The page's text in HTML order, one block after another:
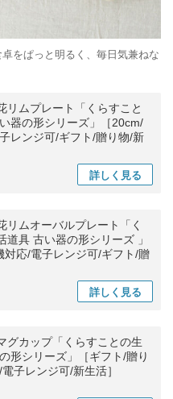
をぱっと明るく、毎日気兼ねな
リムプレート「くらすこと
器の形シリーズ」［20cm/
レンジ可/ギフト/贈り物/新
詳しく 見る
リムオーバルプレート「く
道具 古い器の形シリーズ 」
対応/電子レンジ可/ギフト/贈
詳しく 見る
グカップ「くらすことの生
形シリーズ」［ギフト/贈り
子レンジ可/新生活］